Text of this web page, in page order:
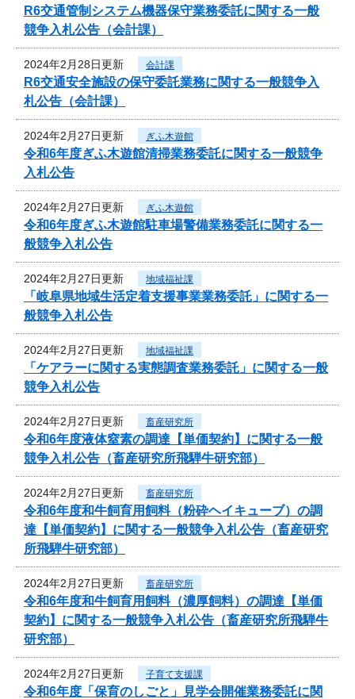
R6交通管制システム機器保守業務委託に関する一般
競争入札公告（会計課）
2024年2月28日更新 会計課
R6交通安全施設の保守委託業務に関する一般競争入
札公告（会計課）
2024年2月27日更新 ぎふ木遊館
令和6年度ぎふ木遊館清掃業務委託に関する一般競争
入札公告
2024年2月27日更新 ぎふ木遊館
令和6年度ぎふ木遊館駐車場警備業務委託に関する一
般競争入札公告
2024年2月27日更新 地域福祉課
「岐阜県地域生活定着支援事業業務委託」に関する一
般競争入札公告
2024年2月27日更新 地域福祉課
「ケアラーに関する実態調査業務委託」に関する一般
競争入札公告
2024年2月27日更新 畜産研究所
令和6年度液体窒素の調達【単価契約】に関する一般
競争入札公告（畜産研究所飛騨牛研究部）
2024年2月27日更新 畜産研究所
令和6年度和牛飼育用飼料（粉砕ヘイキューブ）の調
達【単価契約】に関する一般競争入札公告（畜産研究
所飛騨牛研究部）
2024年2月27日更新 畜産研究所
令和6年度和牛飼育用飼料（濃厚飼料）の調達【単価
契約】に関する一般競争入札公告（畜産研究所飛騨牛
研究部）
2024年2月27日更新 子育て支援課
令和6年度「保育のしごと」見学会開催業務委託に関